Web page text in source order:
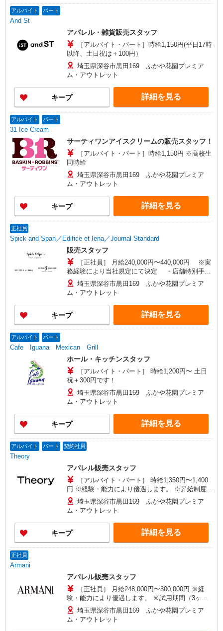
アルバイト パート
And St
アパレル・雑貨販売スタッフ
［アルバイト・パート］時給1,150円(平日17時
以降、土日祝は＋100円）
埼玉県深谷市黒田169 ふかや花園プレミア
ム・アウトレット
キープ 詳細を見る
アルバイト パート
31 Ice Cream
サーティワンアイスクリームの販売スタッフ！
［アルバイト・パート］時給1,150円 ※高校生
同時給
埼玉県深谷市黒田169 ふかや花園プレミア
ム・アウトレット
キープ 詳細を見る
正社員
Spick and Span／Edifice et Iena／Journal Standard
販売スタッフ
［正社員］ 月給240,000円〜440,000円 ※実
務経験により当社規定にて決定 ・店舗特別手
当：あり（基本給とは別途下記月額支給） ※勤
続年数3年未満／月額30,000円（年間36万円）
※勤続年数3年以上／月額50,000円（年間60万円）
・残業手当：あり ・試用期間：あり（原則3ヶ
月） ・深夜手当：あり ・賞与：あり（試用期間、
準社員期間中は賞与支給対象外） ・昇給、昇格：
埼玉県深谷市黒田169 ふかや花園プレミア
ム・アウトレット
キープ 詳細を見る
アルバイト パート
Cafe Iguana Mexican Grill
ホール・キッチンスタッフ
［アルバイト・パート］ 時給1,200円〜 土日
祝＋300円です！
埼玉県深谷市黒田169 ふかや花園プレミア
ム・アウトレット
キープ 詳細を見る
アルバイト パート 契約社員
Theory
アパレル販売スタッフ
［アルバイト・パート］ 時給1,350円〜1,400
円 ※経験・能力により優遇します。 ※昇給制度あ
り ※社員登用あり ［契約社員］ 月給222,000円
※昇給、正社員登用あり ※試用期間3ヶ月（時給
1,350円） ※半年更新
埼玉県深谷市黒田169 ふかや花園プレミア
ム・アウトレット
キープ 詳細を見る
正社員
Armani
アパレル販売スタッフ
［正社員］ 月給248,000円〜300,000円 ※経
験・能力により優遇します。 ※試用期間（3ヶ月
間）：時給1,300円 ※賞与年2回
埼玉県深谷市黒田169 ふかや花園プレミア
ム・アウトレット